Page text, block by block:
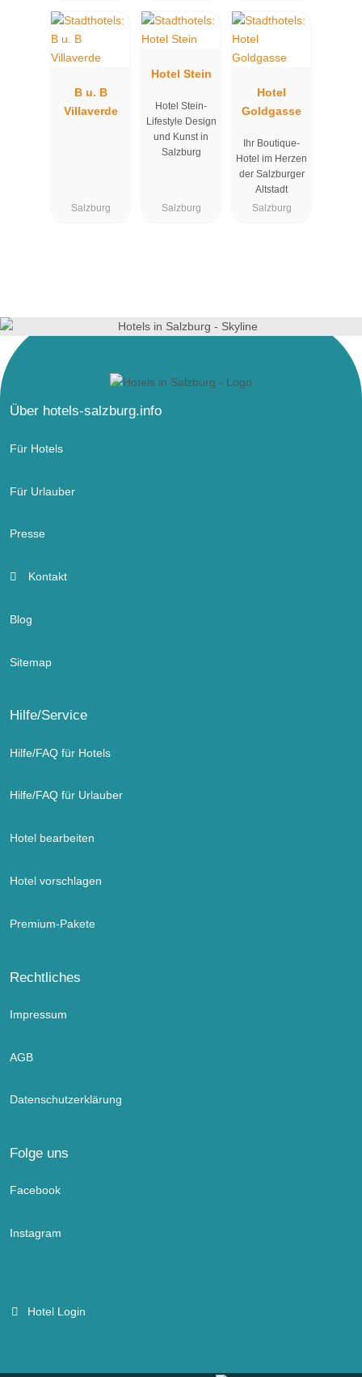
B u. B
Villaverde
Salzburg
Hotel Stein
Hotel Stein-
Lifestyle Design
und Kunst in
Salzburg
Salzburg
Hotel
Goldgasse
Ihr Boutique-
Hotel im Herzen
der Salzburger
Altstadt
Salzburg
Über hotels-salzburg.info
Für Hotels
Für Urlauber
Presse
Kontakt
Blog
Sitemap
Hilfe/Service
Hilfe/FAQ für Hotels
Hilfe/FAQ für Urlauber
Hotel bearbeiten
Hotel vorschlagen
Premium-Pakete
Rechtliches
Impressum
AGB
Datenschutzerklärung
Folge uns
Facebook
Instagram
Hotel Login